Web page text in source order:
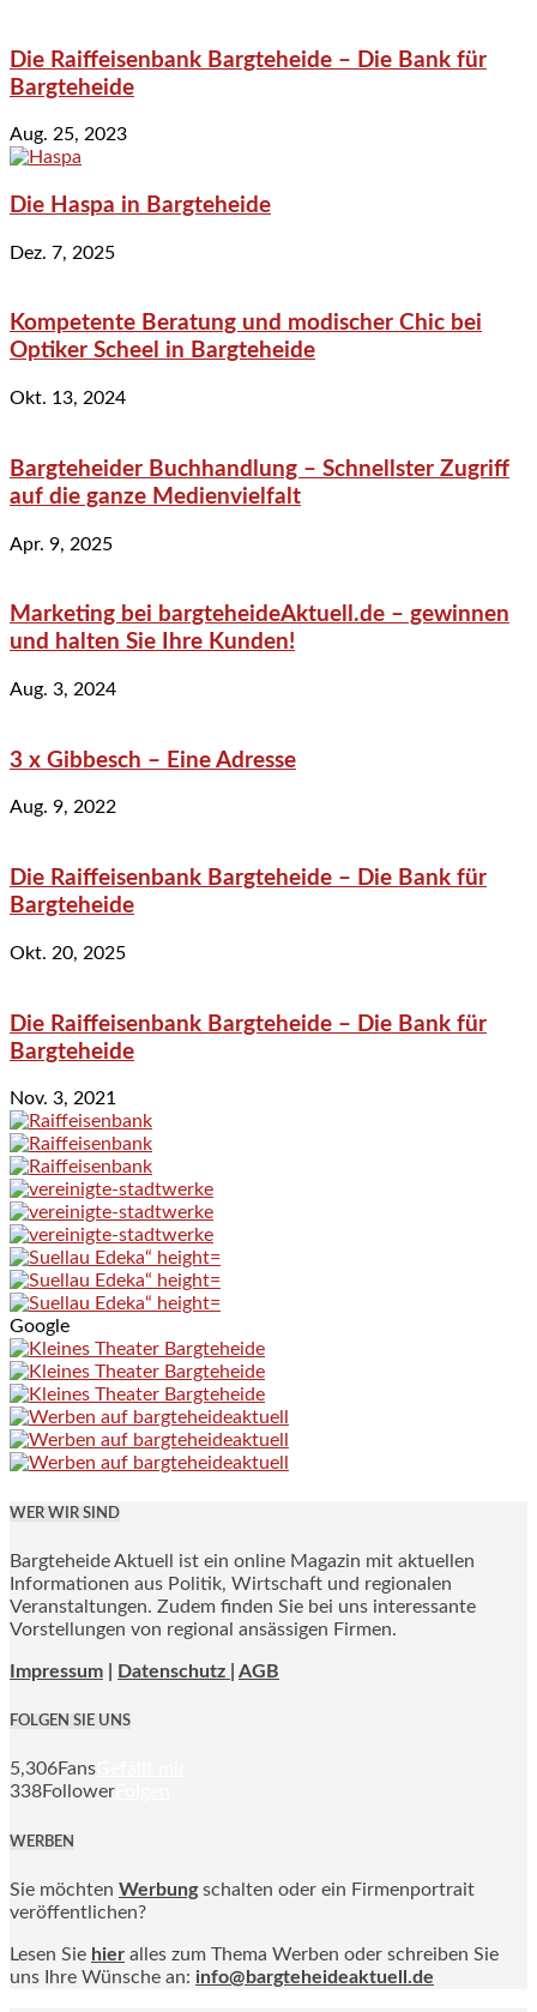
Die Raiffeisenbank Bargteheide – Die Bank für
Bargteheide
Aug. 25, 2023
Die Haspa in Bargteheide
Dez. 7, 2025
Kompetente Beratung und modischer Chic bei
Optiker Scheel in Bargteheide
Okt. 13, 2024
Bargteheider Buchhandlung – Schnellster Zugriff
auf die ganze Medienvielfalt
Apr. 9, 2025
Marketing bei bargteheideAktuell.de – gewinnen
und halten Sie Ihre Kunden!
Aug. 3, 2024
3 x Gibbesch – Eine Adresse
Aug. 9, 2022
Die Raiffeisenbank Bargteheide – Die Bank für
Bargteheide
Okt. 20, 2025
Die Raiffeisenbank Bargteheide – Die Bank für
Bargteheide
Nov. 3, 2021
Google
WER WIR SIND
Bargteheide Aktuell ist ein online Magazin mit aktuellen
Informationen aus Politik, Wirtschaft und regionalen
Veranstaltungen. Zudem finden Sie bei uns interessante
Vorstellungen von regional ansässigen Firmen.
Impressum Datenschutz | AGB
FOLGEN SIE UNS
5,306Fans
338Follower
WERBEN
Sie möchten Werbung schalten oder ein Firmenportrait
veröffentlichen?
Lesen Sie hier alles zum Thema Werben oder schreiben Sie
uns Ihre Wünsche an: info@bargteheideaktuell.de